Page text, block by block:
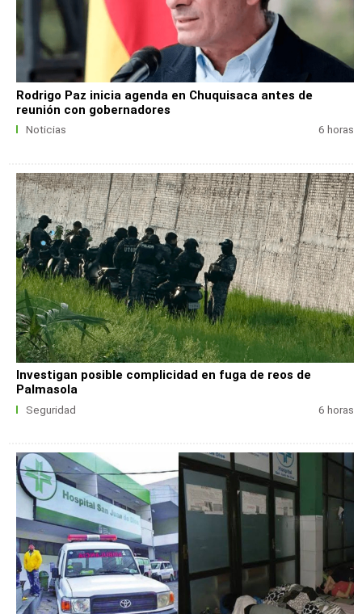
Rodrigo Paz inicia agenda en Chuquisaca antes de
reunión con gobernadores
Noticias 6 horas
Investigan posible complicidad en fuga de reos de
Palmasola
Seguridad 6 horas